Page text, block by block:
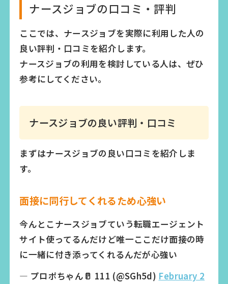
ナースジョブの口コミ・評判
ここでは、ナースジョブを実際に利用した人の
良い評判・口コミを紹介します。
ナースジョブの利用を検討している人は、ぜひ
参考にしてください。
ナースジョブの良い評判・口コミ
まずはナースジョブの良い口コミを紹介しま
す。
面接に同行してくれるため心強い
今んとこナースジョブていう転職エージェント
サイト使ってるんだけど唯一ここだけ面接の時
に一緒に付き添ってくれるんだが心強い
— プロポちゃん🥛 111 (@SGh5d) February 2